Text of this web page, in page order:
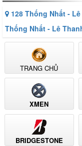
128 Thống Nhất -
Thống Nhất - Lê
TRANG CHỦ
XMEN
BRIDGESTONE